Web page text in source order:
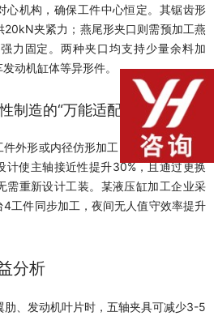
心机构，确保工件中心恒定。其锯齿形
夹紧力；燕尾形夹口则需预加工燕
力固定。两种夹口均支持少量余料加
动机缸体等异形件。
制造的“万能适配器”
外形或内径仿形加工，支持8方向同步
计使主轴接近性提升30%，且通过更换
需重新设计工装。某液压缸加工企业采
4工件同步加工，夜间无人值守效率提升
分析
肋、发动机叶片时，五轴夹具可减少3-5